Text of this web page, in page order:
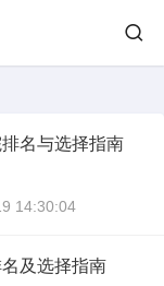
名与选择指南
14:30:04
及选择指南